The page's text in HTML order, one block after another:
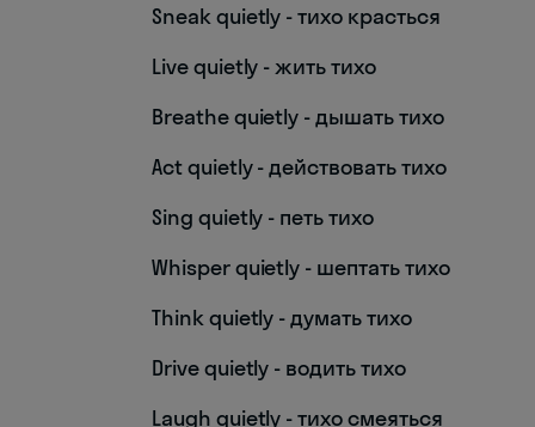
Sneak quietly - тихо красться
Live quietly - жить тихо
Breathe quietly - дышать тихо
Act quietly - действовать тихо
Sing quietly - петь тихо
Whisper quietly - шептать тихо
Think quietly - думать тихо
Drive quietly - водить тихо
Laugh quietly - тихо смеяться